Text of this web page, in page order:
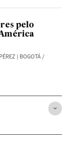
pelo
| BOGOTÁ /